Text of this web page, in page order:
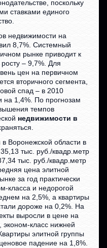
поскольку
ставками единого
недвижимости на
8,7%. Системный
рынке приводит к
– 9,7%. Для
цен на первичном
вторичного сегмента,
спад – в 2010
на 1,4%. По прогнозам
темпов
недвижимости в
Воронежской области в
тыс. руб./квадр.метр
тыс. руб./квадр.метр
цена элитной
за год практически
класса и недорогой
на 2,5%, а квартиры
дороже на 0,2%. На
выросли в цене на
эконом-класс нижней
элитной группы
падение на 1,8%.